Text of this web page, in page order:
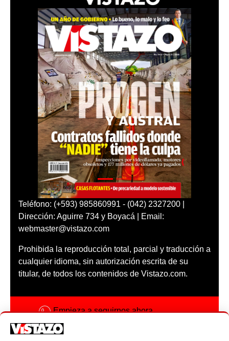
Teléfono: (+593) 985860991 - (042) 2327200 |
Dirección: Aguirre 734 y Boyacá | Email:
webmaster@vistazo.com
Prohibida la reproducción total, parcial y traducción a
cualquier idioma, sin autorización escrita de su
titular, de todos los contenidos de Vistazo.com.
Empieza a seguirnos ahora